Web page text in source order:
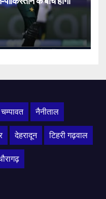
चम्पावत नैनीताल
देहरादून टिहरी गढ़वाल